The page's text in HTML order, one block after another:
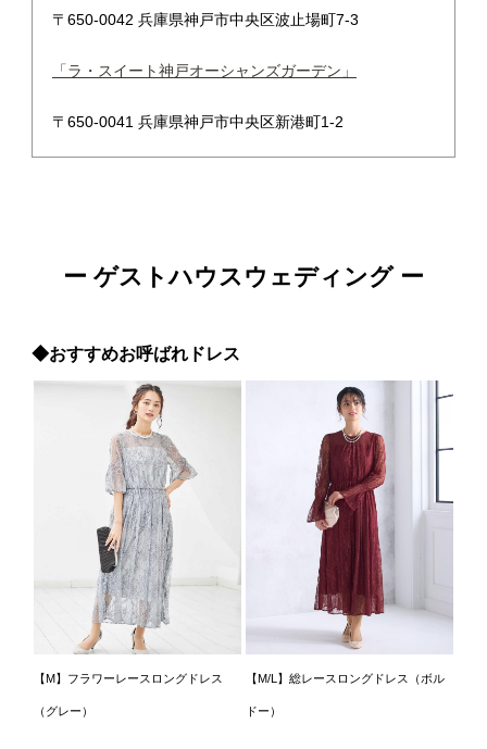
〒650-0042 兵庫県神戸市中央区波止場町7-3
「ラ・スイート神戸オーシャンズガーデン」
〒650-0041 兵庫県神戸市中央区新港町1-2
ー ゲストハウスウェディング ー
◆おすすめお呼ばれドレス
【M】フラワーレースロングドレス
（グレー）
【M/L】総レースロングドレス（ボル
ドー）